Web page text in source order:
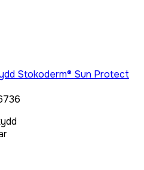
Stokoderm® Sun Protect